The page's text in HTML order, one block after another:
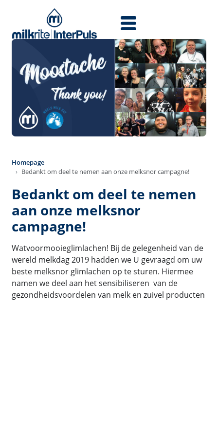
Homepage
Bedankt om deel te nemen aan onze melksnor campagne!
Bedankt om deel te nemen
aan onze melksnor
campagne!
Watvoormooieglimlachen! Bij de gelegenheid van de
wereld melkdag 2019 hadden we U gevraagd om uw
beste melksnor glimlachen op te sturen. Hiermee
namen we deel aan het sensibiliseren van de
gezondheidsvoordelen van melk en zuivel producten